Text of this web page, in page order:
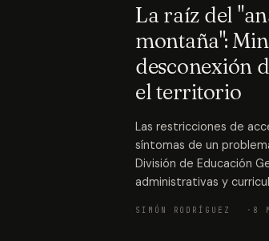
La raíz del
montaña":
desconexión
el territorio
Las restricciones de
síntomas de un
División de Educación
administrativas y
SIMÓN RODRÍGUEZ 8